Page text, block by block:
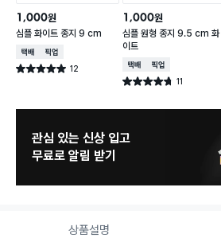
1,000원
심플 화이트 종지 9 cm
택배배송매장픽업
별점 5.0점 12
건 작성
1,000원
심플 원형 종지 9.5 cm 화
이트
택배배송매장픽업
별점 4.7점 11
건 작성
관심 있는 신상 입고
무료로 알림 받기
상품설명